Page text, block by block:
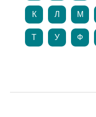
К Л М
Т У Ф